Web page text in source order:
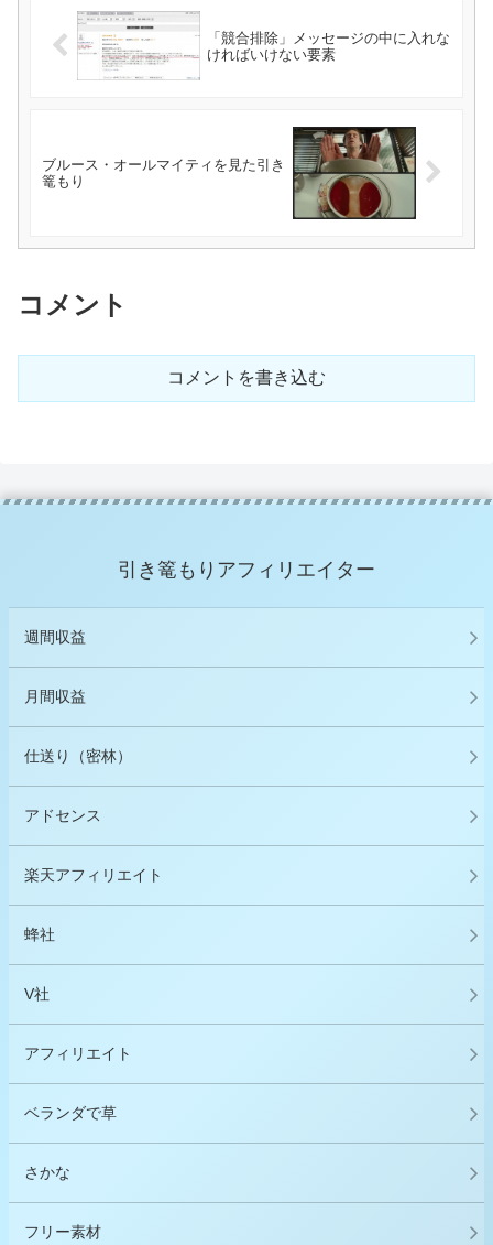
「競合排除」メッセージの中に入れな
ければいけない要素
ブルース・オールマイティを見た引き
篭もり
コメント
コメントを書き込む
引き篭もりアフィリエイター
週間収益
月間収益
仕送り（密林）
アドセンス
楽天アフィリエイト
蜂社
V社
アフィリエイト
ベランダで草
さかな
フリー素材